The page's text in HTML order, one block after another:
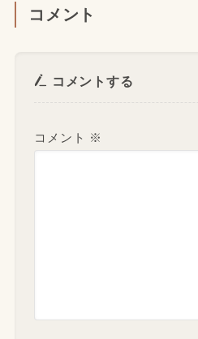
コメント
コメントする
コメント ※